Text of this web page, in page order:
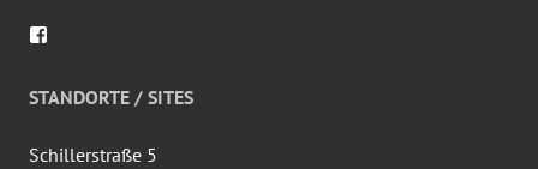
de
wingtsun.arlon
Facebook
STANDORTE / SITES
Schillerstraße 5